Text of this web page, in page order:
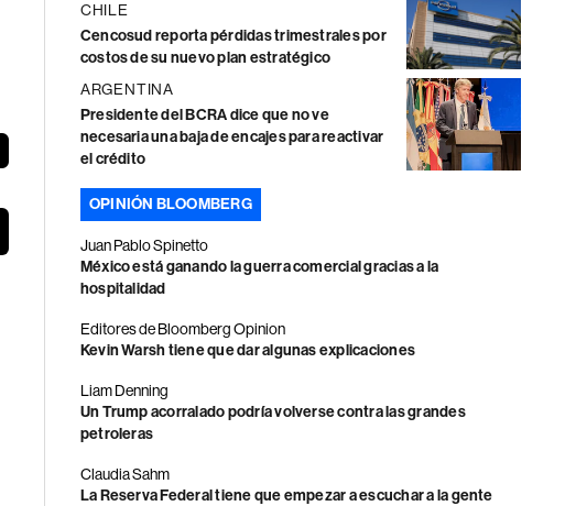
CHILE
Cencosud reporta pérdidas trimestrales por
costos de su nuevo plan estratégico
ARGENTINA
Presidente del BCRA dice que no ve
necesaria una baja de encajes para reactivar
el crédito
OPINIÓN BLOOMBERG
Juan Pablo Spinetto
México está ganando la guerra comercial gracias a la
hospitalidad
Editores de Bloomberg Opinion
Kevin Warsh tiene que dar algunas explicaciones
Liam Denning
Un Trump acorralado podría volverse contra las grandes
petroleras
Claudia Sahm
La Reserva Federal tiene que empezar a escuchar a la gente